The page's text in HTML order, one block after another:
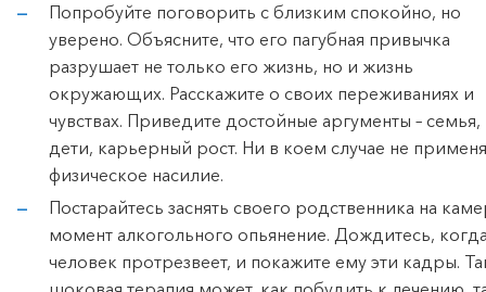
Попробуйте поговорить с близким спокойно, но
уверено. Объясните, что его пагубная привычка
разрушает не только его жизнь, но и жизнь
окружающих. Расскажите о своих переживаниях и
чувствах. Приведите достойные аргументы – семья,
дети, карьерный рост. Ни в коем случае не
физическое насилие.
Постарайтесь заснять своего родственника на
момент алкогольного опьянение. Дождитесь,
человек протрезвеет, и покажите ему эти кадры.